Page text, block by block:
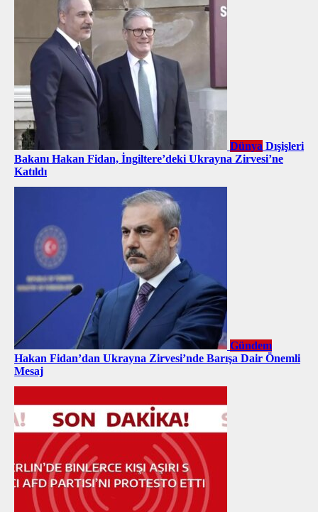
Dünya Dışişleri
Bakanı Hakan Fidan, İngiltere’deki Ukrayna Zirvesi’ne
Katıldı
Gündem
Hakan Fidan’dan Ukrayna Zirvesi’nde Barışa Dair Önemli
Mesaj